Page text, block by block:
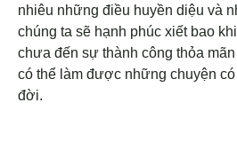
nhiêu những điều huyền diệu và
chúng ta sẽ hạnh phúc xiết bao
chưa đến sự thành công thỏa
có thể làm được những chuyện
đời.